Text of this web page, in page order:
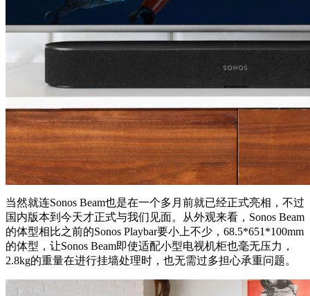
当然就连Sonos Beam也是在一个多月前就已经正式亮相，不过
国内版本到今天才正式与我们见面。从外观来看，Sonos Beam
的体型相比之前的Sonos Playbar要小上不少，68.5*651*100mm
的体型，让Sonos Beam即使适配小型电视机柜也毫无压力，
2.8kg的重量在进行挂墙处理时，也无需过多担心承重问题。